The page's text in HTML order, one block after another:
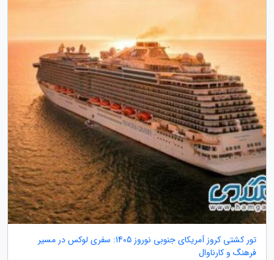
تور کشتی کروز آمریکای جنوبی نوروز 1405: سفری لوکس در مسیر
فرهنگ و کارناوال